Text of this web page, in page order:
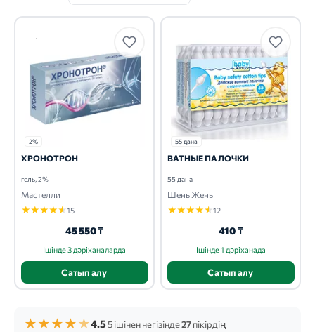
2%
ХРОНОТРОН
гель, 2%
Мастелли
★★★★★15
45 550 ₸
Ішінде 3 дәріханаларда
Сатып алу
55 дана
ВАТНЫЕ ПАЛОЧКИ
55 дана
Шень Жень
★★★★★12
410 ₸
Ішінде 1 дәріханада
Сатып алу
★★★★★4.55 ішінен негізінде27пікірдің